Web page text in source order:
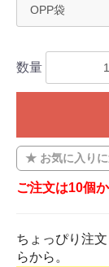
数量
お気に入り
ご注文は10個
ちょっぴり注
らから。